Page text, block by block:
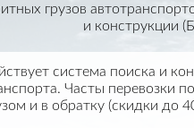
грузов
и конструкции
система поиска и
Часты перевозки
и в обратку (скидки до